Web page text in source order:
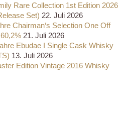
Rare Collection 1st Edition 2026
Set) 22. Juli 2026
Chairman‘s Selection One Off
21. Juli 2026
Ebudae I Single Cask Whisky
13. Juli 2026
Edition Vintage 2016 Whisky